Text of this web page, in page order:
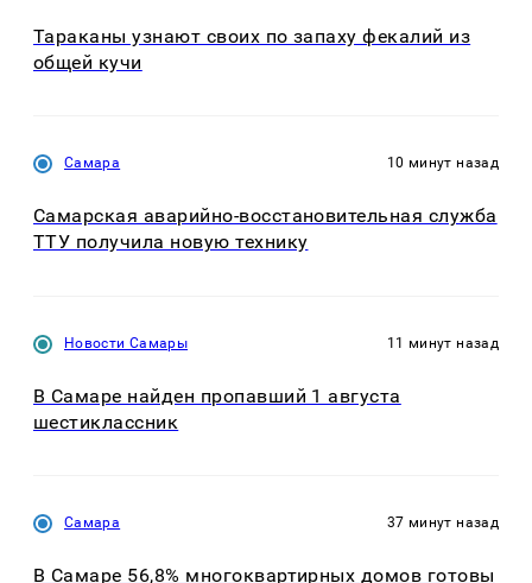
Тараканы узнают своих по запаху фекалий из
общей кучи
Самара 10 минут назад
Самарская аварийно-восстановительная служба
ТТУ получила новую технику
Новости Самары 11 минут назад
В Самаре найден пропавший 1 августа
шестиклассник
Самара 37 минут назад
В Самаре 56,8% многоквартирных домов готовы